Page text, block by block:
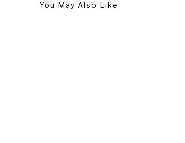
You May Also Like